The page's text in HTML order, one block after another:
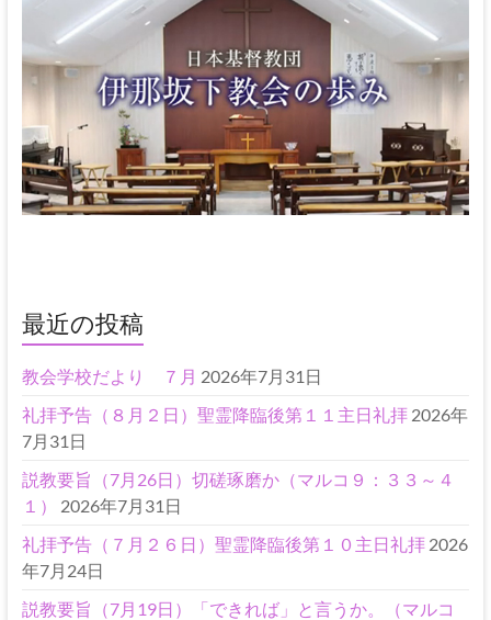
最近の投稿
教会学校だより ７月 2026年7月31日
礼拝予告（８月２日）聖霊降臨後第１１主日礼拝 2026年
7月31日
説教要旨（7月26日）切磋琢磨か（マルコ９：３３～４
１）
2026年7月31日
礼拝予告（７月２６日）聖霊降臨後第１０主日礼拝 2026
年7月24日
説教要旨（7月19日）「できれば」と言うか。（マルコ